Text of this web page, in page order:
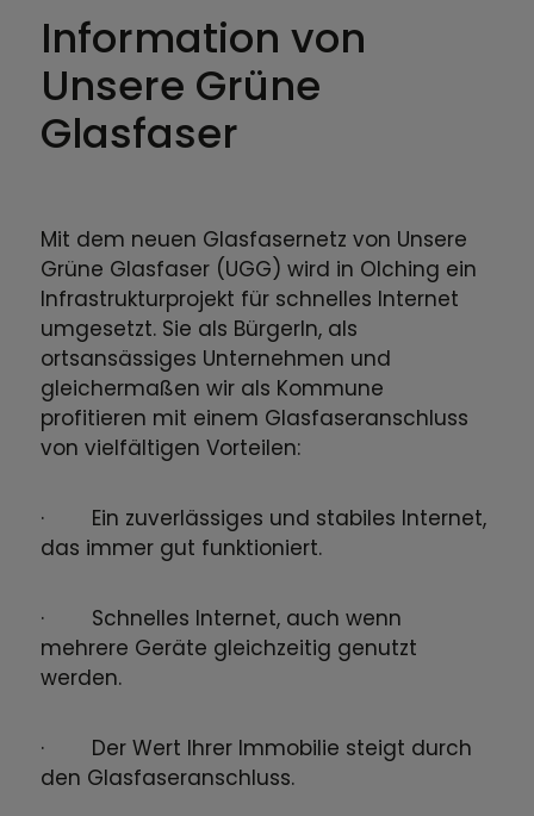
Information von
Unsere Grüne
Glasfaser
Mit dem neuen Glasfasernetz von Unsere
Grüne Glasfaser (UGG) wird in Olching ein
Infrastrukturprojekt für schnelles Internet
umgesetzt. Sie als BürgerIn, als
ortsansässiges Unternehmen und
gleichermaßen wir als Kommune
profitieren mit einem Glasfaseranschluss
von vielfältigen Vorteilen:
· Ein zuverlässiges und stabiles Internet,
das immer gut funktioniert.
· Schnelles Internet, auch wenn
mehrere Geräte gleichzeitig genutzt
werden.
· Der Wert Ihrer Immobilie steigt durch
den Glasfaseranschluss.